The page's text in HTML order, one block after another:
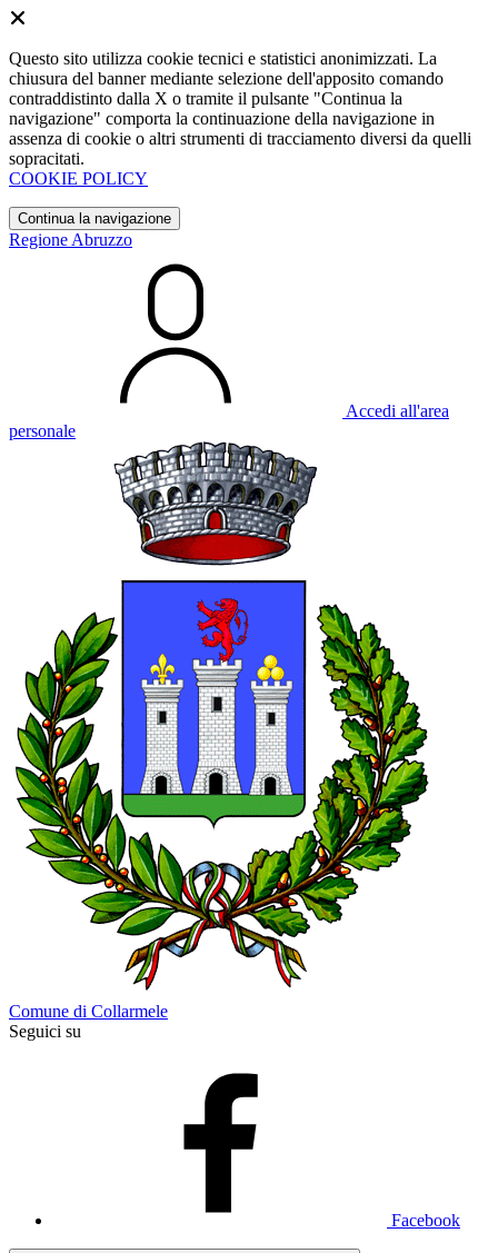
Questo sito utilizza cookie tecnici e statistici anonimizzati. La
chiusura del banner mediante selezione dell'apposito comando
contraddistinto dalla X o tramite il pulsante "Continua la
navigazione" comporta la continuazione della navigazione in
assenza di cookie o altri strumenti di tracciamento diversi da quelli
sopracitati.
COOKIE POLICY
Continua la navigazione
Regione Abruzzo
Accedi all'area
personale
Comune di Collarmele
Seguici su
Facebook